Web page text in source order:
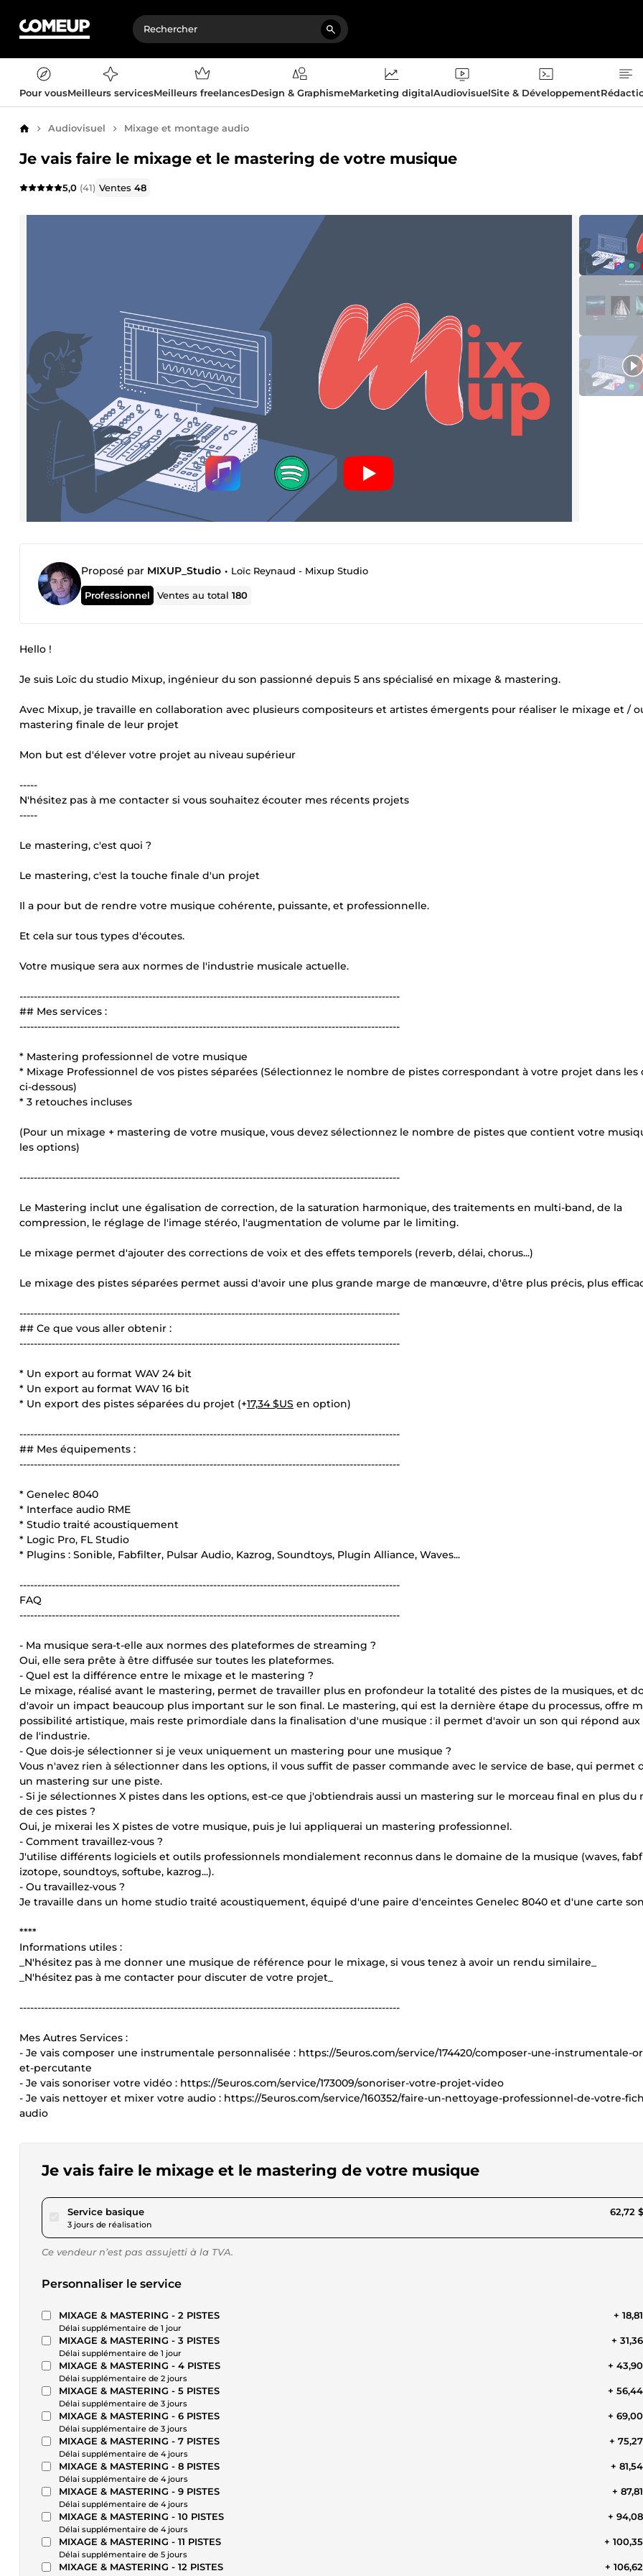
Pour vousMeilleurs servicesMeilleurs freelancesDesign & GraphismeMarketing digitalAudiovisuelSite & Développement
AccueilAudiovisuel Mixage et montage audio
Je vais faire le mixage et le mastering de votre musique
5,0 (41) Ventes48
Proposé par MIXUP_Studio • Loïc Reynaud - Mixup Studio
Professionnel Ventes au total180
Hello !
Je suis Loïc du studio Mixup, ingénieur du son passionné depuis 5 ans spécialisé en mixage & mastering.
Avec Mixup, je travaille en collaboration avec plusieurs compositeurs et artistes émergents pour réaliser le mixage et /
mastering finale de leur projet
Mon but est d'élever votre projet au niveau supérieur
-----
N'hésitez pas à me contacter si vous souhaitez écouter mes récents projets
-----
Le mastering, c'est quoi ?
Le mastering, c'est la touche finale d'un projet
Il a pour but de rendre votre musique cohérente, puissante, et professionnelle.
Et cela sur tous types d'écoutes.
Votre musique sera aux normes de l'industrie musicale actuelle.
----------------------------------------------------------------------------------------------------------
## Mes services :
----------------------------------------------------------------------------------------------------------
* Mastering professionnel de votre musique
* Mixage Professionnel de vos pistes séparées (Sélectionnez le nombre de pistes correspondant à votre projet dans les
ci-dessous)
* 3 retouches incluses
(Pour un mixage + mastering de votre musique, vous devez sélectionnez le nombre de pistes que contient votre
les options)
----------------------------------------------------------------------------------------------------------
Le Mastering inclut une égalisation de correction, de la saturation harmonique, des traitements en multi-band, de la
compression, le réglage de l'image stéréo, l'augmentation de volume par le limiting.
Le mixage permet d'ajouter des corrections de voix et des effets temporels (reverb, délai, chorus...)
Le mixage des pistes séparées permet aussi d'avoir une plus grande marge de manœuvre, d'être plus précis, plus
----------------------------------------------------------------------------------------------------------
## Ce que vous aller obtenir :
----------------------------------------------------------------------------------------------------------
* Un export au format WAV 24 bit
* Un export au format WAV 16 bit
* Un export des pistes séparées du projet (+17,34 $US en option)
----------------------------------------------------------------------------------------------------------
## Mes équipements :
----------------------------------------------------------------------------------------------------------
* Genelec 8040
* Interface audio RME
* Studio traité acoustiquement
* Logic Pro, FL Studio
* Plugins : Sonible, Fabfilter, Pulsar Audio, Kazrog, Soundtoys, Plugin Alliance, Waves...
----------------------------------------------------------------------------------------------------------
FAQ
----------------------------------------------------------------------------------------------------------
- Ma musique sera-t-elle aux normes des plateformes de streaming ?
Oui, elle sera prête à être diffusée sur toutes les plateformes.
- Quel est la différence entre le mixage et le mastering ?
Le mixage, réalisé avant le mastering, permet de travailler plus en profondeur la totalité des pistes de la musiques, et
d'avoir un impact beaucoup plus important sur le son final. Le mastering, qui est la dernière étape du processus, offre
possibilité artistique, mais reste primordiale dans la finalisation d'une musique : il permet d'avoir un son qui répond
de l'industrie.
- Que dois-je sélectionner si je veux uniquement un mastering pour une musique ?
Vous n'avez rien à sélectionner dans les options, il vous suffit de passer commande avec le service de base, qui permet
un mastering sur une piste.
- Si je sélectionnes X pistes dans les options, est-ce que j'obtiendrais aussi un mastering sur le morceau final en plus du
de ces pistes ?
Oui, je mixerai les X pistes de votre musique, puis je lui appliquerai un mastering professionnel.
- Comment travaillez-vous ?
J'utilise différents logiciels et outils professionnels mondialement reconnus dans le domaine de la musique (waves,
izotope, soundtoys, softube, kazrog...).
- Ou travaillez-vous ?
Je travaille dans un home studio traité acoustiquement, équipé d'une paire d'enceintes Genelec 8040 et d'une carte son
****
Informations utiles :
_N'hésitez pas à me donner une musique de référence pour le mixage, si vous tenez à avoir un rendu similaire_
_N'hésitez pas à me contacter pour discuter de votre projet_
----------------------------------------------------------------------------------------------------------
Mes Autres Services :
- Je vais composer une instrumentale personnalisée : https://5euros.com/service/174420/composer-une-instrumentale-
et-percutante
- Je vais sonoriser votre vidéo : https://5euros.com/service/173009/sonoriser-votre-projet-video
- Je vais nettoyer et mixer votre audio : https://5euros.com/service/160352/faire-un-nettoyage-professionnel-de-votre-
audio
Je vais faire le mixage et le mastering de votre musique
Service basiquepour 57,81 $US
3 jours de réalisation
62,72
Ce vendeur n’est pas assujetti à la TVA.
Personnaliser le service
MIXAGE & MASTERING - 2 PISTES
Délai supplémentaire de 1 jour
+
MIXAGE & MASTERING - 3 PISTES
Délai supplémentaire de 1 jour
+
MIXAGE & MASTERING - 4 PISTES
Délai supplémentaire de 2 jours
+
MIXAGE & MASTERING - 5 PISTES
Délai supplémentaire de 3 jours
+
MIXAGE & MASTERING - 6 PISTES
Délai supplémentaire de 3 jours
+
MIXAGE & MASTERING - 7 PISTES
Délai supplémentaire de 4 jours
+
MIXAGE & MASTERING - 8 PISTES
Délai supplémentaire de 4 jours
+
MIXAGE & MASTERING - 9 PISTES
Délai supplémentaire de 4 jours
+
MIXAGE & MASTERING - 10 PISTES
Délai supplémentaire de 4 jours
+
MIXAGE & MASTERING - 11 PISTES
Délai supplémentaire de 5 jours
+
MIXAGE & MASTERING - 12 PISTES +